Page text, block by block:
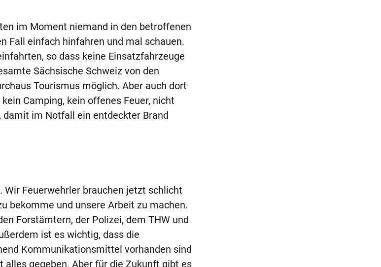
im Moment niemand in den betroffenen
Fall einfach hinfahren und mal schauen.
so dass keine Einsatzfahrzeuge
Sächsische Schweiz von den
Tourismus möglich. Aber auch dort
Camping, kein offenes Feuer, nicht
im Notfall ein entdeckter Brand
Feuerwehrler brauchen jetzt schlicht
bekomme und unsere Arbeit zu machen.
Forstämtern, der Polizei, dem THW und
ist es wichtig, dass die
Kommunikationsmittel vorhanden sind
gegeben. Aber für die Zukunft gibt es